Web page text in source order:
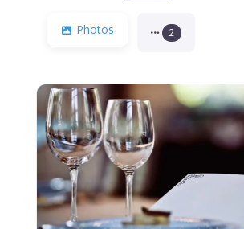
Photos 2